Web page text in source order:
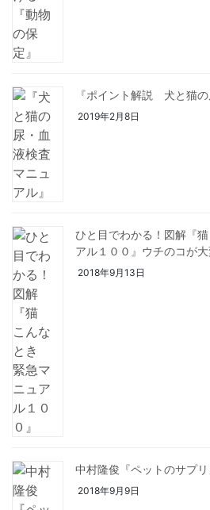
『ポイント解説 犬と猫の
2019年2月8日
ひと目でわかる！図解『
アル１００』ウチのコが大
2018年9月13日
中村隆俊『ペットのサプリ
2018年9月9日